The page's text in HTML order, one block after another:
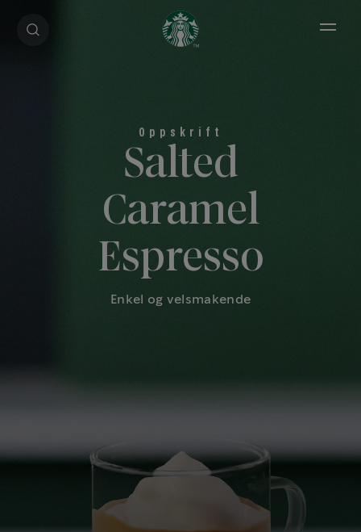
Open
Salted
Caramel
Espresso
Enkel og velsmakende